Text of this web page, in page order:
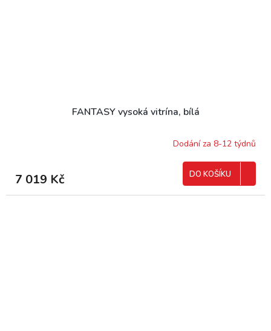
FANTASY vysoká vitrína, bílá
Dodání za 8-12 týdnů
7 019 Kč DO KOŠÍKU